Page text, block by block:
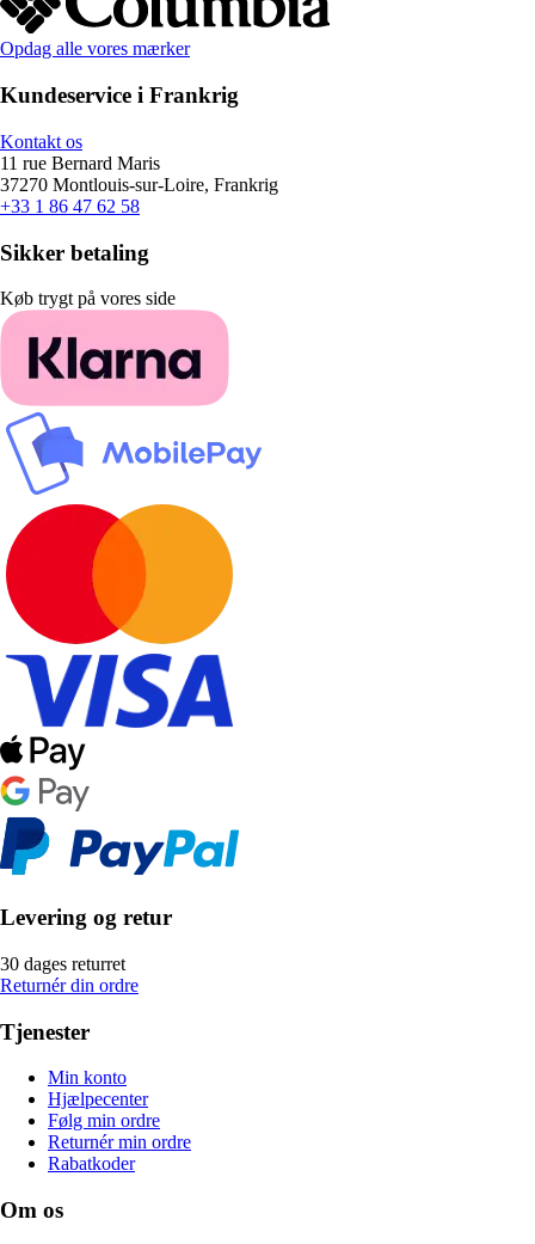
Opdag alle vores mærker
Kundeservice i Frankrig
Kontakt os
11 rue Bernard Maris
37270 Montlouis-sur-Loire, Frankrig
+33 1 86 47 62 58
Sikker betaling
Køb trygt på vores side
Levering og retur
30 dages returret
Returnér din ordre
Tjenester
Min konto
Hjælpecenter
Følg min ordre
Returnér min ordre
Rabatkoder
Om os